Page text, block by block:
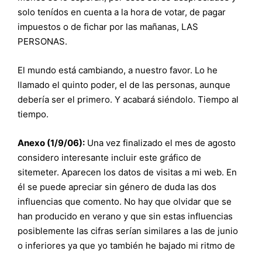
solo tenídos en cuenta a la hora de votar, de pagar
impuestos o de fichar por las mañanas, LAS
PERSONAS.
El mundo está cambiando, a nuestro favor. Lo he
llamado el quinto poder, el de las personas, aunque
debería ser el primero. Y acabará siéndolo. Tiempo al
tiempo.
Anexo (1/9/06): Una vez finalizado el mes de agosto
considero interesante incluir este gráfico de
sitemeter. Aparecen los datos de visitas a mi web. En
él se puede apreciar sin género de duda las dos
influencias que comento. No hay que olvidar que se
han producido en verano y que sin estas influencias
posiblemente las cifras serían similares a las de junio
o inferiores ya que yo también he bajado mi ritmo de